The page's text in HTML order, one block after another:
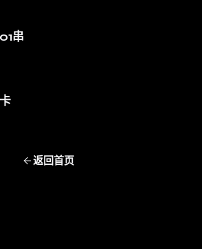
串
返回首页